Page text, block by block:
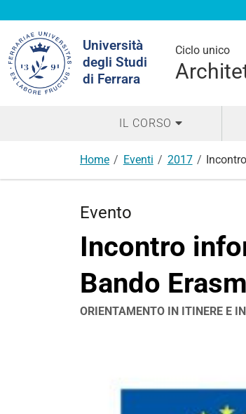
Università
degli Studi
di Ferrara
Ciclo unico
nel
sito
IL CORSO
Home Eventi 2017
Evento
Incontro
Bando
ORIENTAMENTO IN ITINERE E